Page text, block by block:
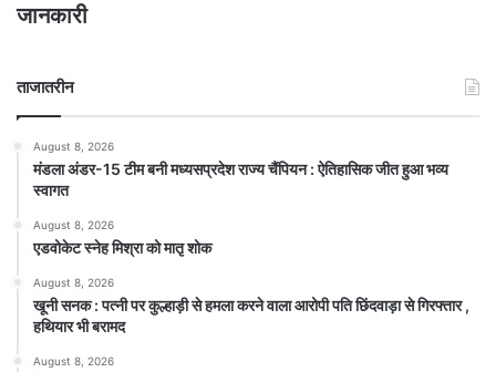
जानकारी
ताजातरीन
August 8, 2026
मंडला अंडर-15 टीम बनी मध्यसप्रदेश राज्य चैंपियन : ऐतिहासिक जीत हुआ भव्य
स्वागत
August 8, 2026
एडवोकेट स्नेह मिश्रा को मातृ शोक
August 8, 2026
खूनी सनक : पत्नी पर कुल्हाड़ी से हमला करने वाला आरोपी पति छिंदवाड़ा से गिरफ्तार ,
हथियार भी बरामद
August 8, 2026